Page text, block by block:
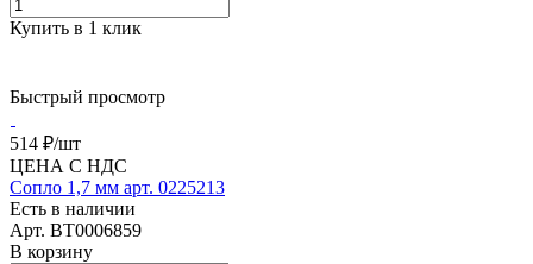
Купить в 1 клик
Быстрый просмотр
514 ₽/шт
ЦЕНА С НДС
Сопло 1,7 мм арт. 0225213
Есть в наличии
Арт. BT0006859
В корзину